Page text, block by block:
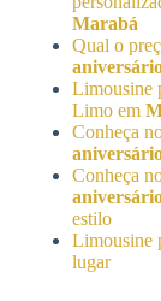
Marabá
Qual o
Limousine
Limo em
Conheça
Conheça
estilo
Limousine
lugar